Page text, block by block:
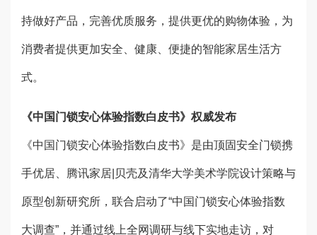
持做好产品，完善优质服务，提供更优的购物体验，为
消费者提供更加安全、健康、便捷的智能家居生活方
式。
《中国门锁安心体验指数白皮书》权威发布
《中国门锁安心体验指数白皮书》是由顶固安全门锁携
手优居、腾讯家居|贝壳及清华大学美术学院设计策略与
原型创新研究所，联合启动了“中国门锁安心体验指数
大调查”，并通过线上全网调研与线下实地走访，对